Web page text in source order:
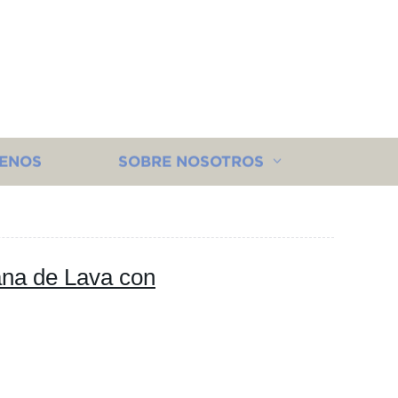
SOBRE NOSOTROS
de Lava con